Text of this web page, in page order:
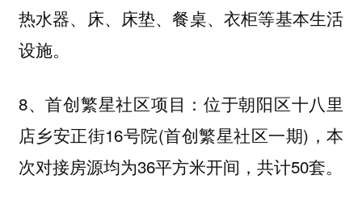
热水器、床、床垫、餐桌、衣柜等基本生活
设施。
8、首创繁星社区项目：位于朝阳区十八里
店乡安正街16号院(首创繁星社区一期)，本
次对接房源均为36平方米开间，共计50套。